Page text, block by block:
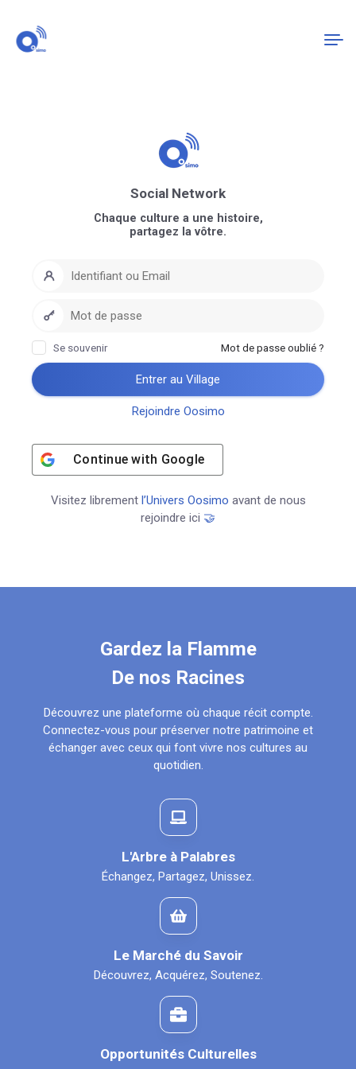
Gardez la Flamme
De nos Racines
Découvrez une plateforme où chaque récit compte.
Connectez-vous pour préserver notre patrimoine et
échanger avec ceux qui font vivre nos cultures au
quotidien.
L'Arbre à Palabres
Échangez, Partagez, Unissez.
Le Marché du Savoir
Découvrez, Acquérez, Soutenez.
Opportunités Culturelles
Social Network
Chaque culture a une histoire,
partagez la vôtre.
Se souvenir Mot de passe oublié ?
Entrer au Village
Rejoindre Oosimo
Continue with Google
Visitez librement l’Univers Oosimo avant de nous
rejoindre ici 🤝